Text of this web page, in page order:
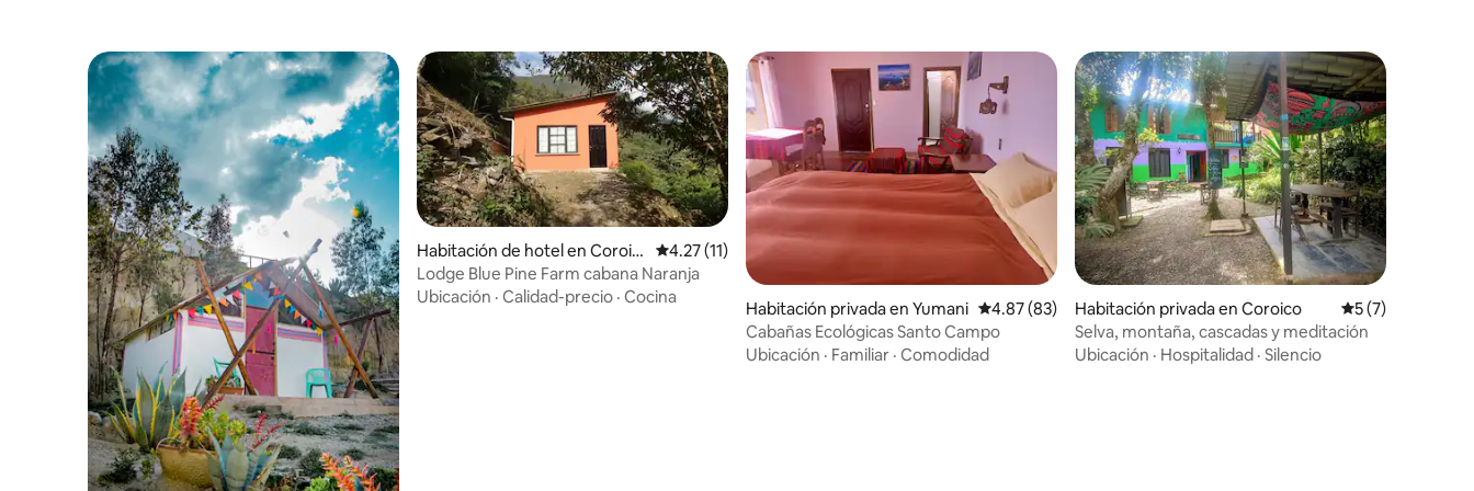
Habitación de hotel en Coroic
o
Calificación promedio: 4.27 de 5, 11 reseñas
4.27 (11)
Lodge Blue Pine Farm cabana Naranja
Ubicación · Calidad-precio · Cocina
Habitación privada en Yumani Calificación promedio: 4.87 de 5, 83 reseñas
4.87 (83)
Cabañas Ecológicas Santo Campo
Ubicación · Familiar · Comodidad
Habitación privada en Coroico Calificación
5 (7)
Selva, montaña, cascadas y meditación
Ubicación · Hospitalidad · Silencio